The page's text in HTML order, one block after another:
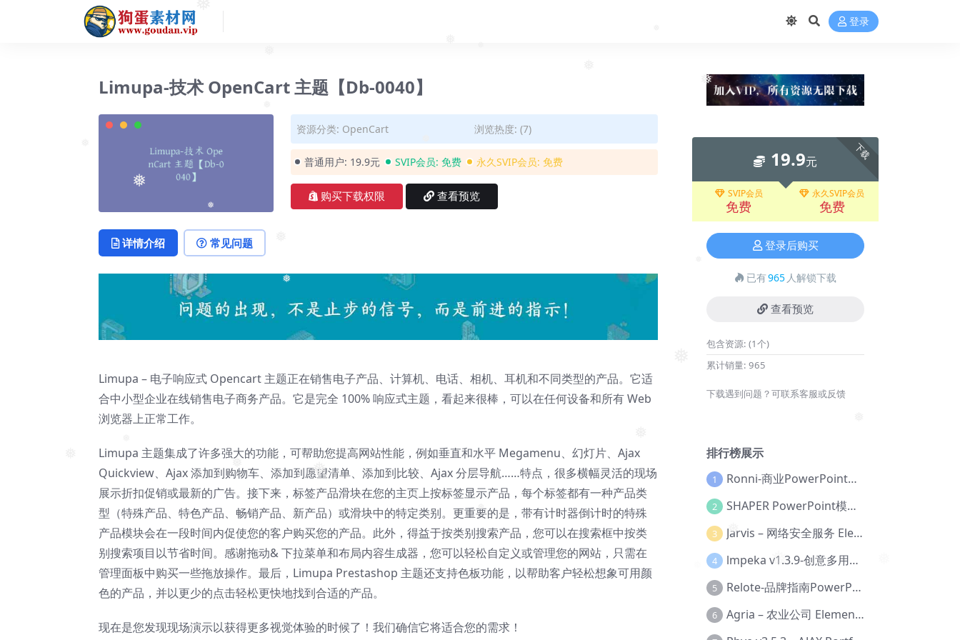
❅
❅
❅
❅
❅
❅
❅
❅
❅
❅
❅
❅ 登录
Limupa-技术 OpenCart 主题【Db-0040】
资源分类: OpenCart 浏览热度: (7)
普通用户: 19.9元 SVIP会员: 免费 永久SVIP会员: 免费
购买下载权限 查看预览
详情介绍 常见问题
Limupa – 电子响应式 Opencart 主题正在销售电子产品、计算机、电话、相机、耳机和不同类型的产品。它适
合中小型企业在线销售电子商务产品。它是完全 100% 响应式主题，看起来很棒，可以在任何设备和所有 Web
浏览器上正常工作。
Limupa 主题集成了许多强大的功能，可帮助您提高网站性能，例如垂直和水平 Megamenu、幻灯片、Ajax
Quickview、Ajax 添加到购物车、添加到愿望清单、添加到比较、Ajax 分层导航……特点，很多横幅灵活的现场
展示折扣促销或最新的广告。接下来，标签产品滑块在您的主页上按标签显示产品，每个标签都有一种产品类
型（特殊产品、特色产品、畅销产品、新产品）或滑块中的特定类别。更重要的是，带有计时器倒计时的特殊
产品模块会在一段时间内促使您的客户购买您的产品。此外，得益于按类别搜索产品，您可以在搜索框中按类
别搜索项目以节省时间。感谢拖动& 下拉菜单和布局内容生成器，您可以轻松自定义或管理您的网站，只需在
管理面板中购买一些拖放​​操作。最后，Limupa Prestashop 主题还支持色板功能，以帮助客户轻松想象可用颜
色的产品，并以更少的点击轻松更快地找到合适的产品。
现在是您发现现场演示以获得更多视觉体验的时候了！我们确信它将适合您的需求！
下载
19.9元
SVIP会员
免费
永久SVIP会员
免费
登录后购买
已有965 人解锁下载
查看预览
包含资源: (1个)
累计销量: 965
下载遇到问题？可联系客服或反馈
排行榜展示
1 Ronni-商业PowerPoint模板【Dc-0077】
2 SHAPER PowerPoint模板【Dc-0184】
3 Jarvis – 网络安全服务 Elementor 模板套件【Aa-0035】
4 lmpeka v1.3.9-创意多用途 WordPress 主题【Be-0064】
5 Relote-品牌指南PowerPoint模板【Dc-0076】
6 Agria – 农业公司 Elementor Pro 模板套件【Aa-0003】